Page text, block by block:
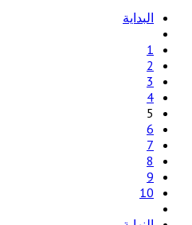
البداية
1
2
3
4
5
6
7
8
9
10